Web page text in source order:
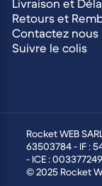
Livraison et
Retours et
Contactez nous
Suivre le colis
Rocket WEB
63503784 - IF :
- ICE :
© 2025 Rocket